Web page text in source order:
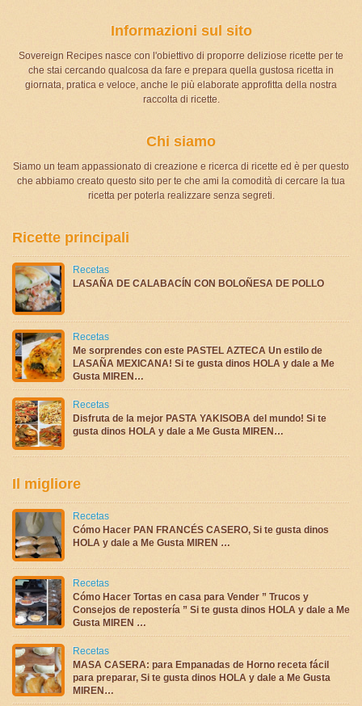
Informazioni sul sito
Sovereign Recipes nasce con l'obiettivo di proporre deliziose ricette per te
che stai cercando qualcosa da fare e prepara quella gustosa ricetta in
giornata, pratica e veloce, anche le più elaborate approfitta della nostra
raccolta di ricette.
Chi siamo
Siamo un team appassionato di creazione e ricerca di ricette ed è per questo
che abbiamo creato questo sito per te che ami la comodità di cercare la tua
ricetta per poterla realizzare senza segreti.
Ricette principali
Recetas
LASAÑA DE CALABACÍN CON BOLOÑESA DE POLLO
Recetas
Me sorprendes con este PASTEL AZTECA Un estilo de
LASAÑA MEXICANA! Si te gusta dinos HOLA y dale a Me
Gusta MIREN…
Recetas
Disfruta de la mejor PASTA YAKISOBA del mundo! Si te
gusta dinos HOLA y dale a Me Gusta MIREN…
Il migliore
Recetas
Cómo Hacer PAN FRANCÉS CASERO, Si te gusta dinos
HOLA y dale a Me Gusta MIREN …
Recetas
Cómo Hacer Tortas en casa para Vender ” Trucos y
Consejos de repostería ” Si te gusta dinos HOLA y dale a Me
Gusta MIREN …
Recetas
MASA CASERA: para Empanadas de Horno receta fácil
para preparar, Si te gusta dinos HOLA y dale a Me Gusta
MIREN…